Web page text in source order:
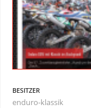
BESITZER
enduro-klassik